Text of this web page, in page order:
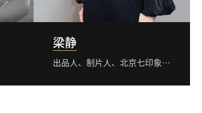
梁静
出品人、制片人、北京七印象文化传媒有限公司董事长